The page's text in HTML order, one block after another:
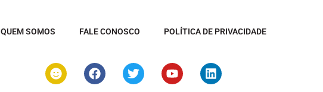
QUEM SOMOS FALE CONOSCO POLÍTICA DE PRIVACIDADE
S
m
F
a
T
w
Y
o
L
i